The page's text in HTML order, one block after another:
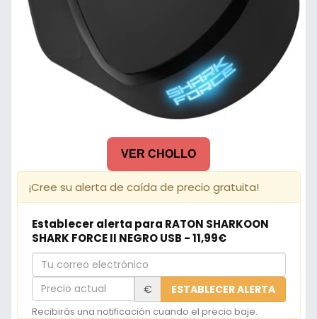
VER CHOLLO
¡Cree su alerta de caída de precio gratuita!
Establecer alerta para RATON SHARKOON
SHARK FORCE II NEGRO USB - 11,99€
Tu
correo
electrónico
Precio
actual
€ ESTABLECER ALERTA
Recibirás una notificación cuando el precio baje.